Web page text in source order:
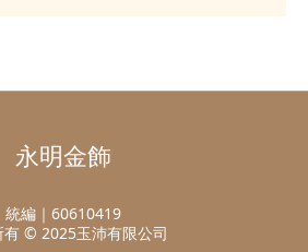
永明金飾
統編｜60610419
有 © 2025玉沛有限公司